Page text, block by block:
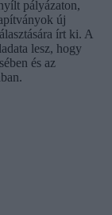
pályázaton,
új
írt ki. A
lesz, hogy
és az